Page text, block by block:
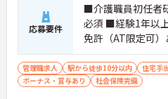
応募要件
■介護職員初任者
必須 ■経験1年以
免許（AT限定可
管理職求人 駅から徒歩10分以内 住宅手
ボーナス・賞与あり
社会保険完備